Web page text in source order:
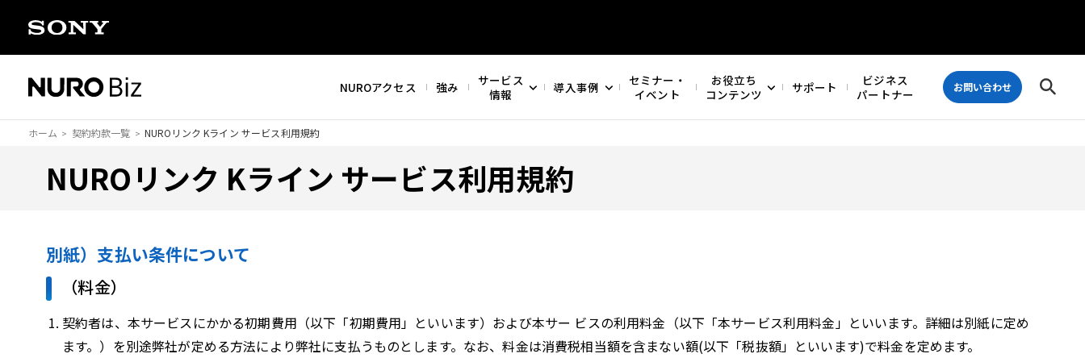
NUROアクセス 強み
サービス
情報
導入事例
セミナー・
イベント
お役立ち
コンテンツ
サポート
ビジネス
パートナー
お問い合わせ
ホーム 契約約款一覧 NUROリンク Kライン サービス利用規約
NUROリンク Kライン サービス利用規約
別紙）支払い条件について
（料金）
契約者は、本サービスにかかる初期費用（以下「初期費用」といいます）および本サー ビスの利用料金（以下「本サービス利用料金」といいます。詳細は別紙に定め
ます。）を別途弊社が定める方法により弊社に支払うものとします。なお、料金は消費税相当額を含まない額(以下「税抜額」といいます)で料金を定めます。